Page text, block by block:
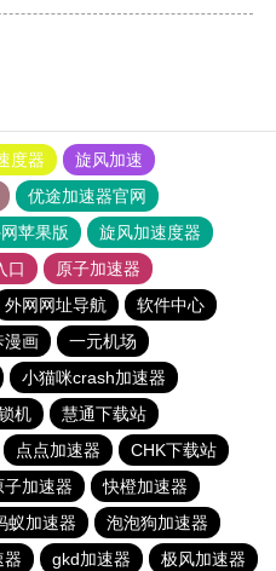
度器
旋风加速
优途加速器官网
苹果版
旋风加速度器
口
原子加速器
外网网址导航
软件中心
漫画
一元机场
小猫咪crash加速器
机
慧通下载站
点点加速器
CHK下载站
子加速器
快橙加速器
蚁加速器
泡泡狗加速器
器 gkd加速器 极风加速器